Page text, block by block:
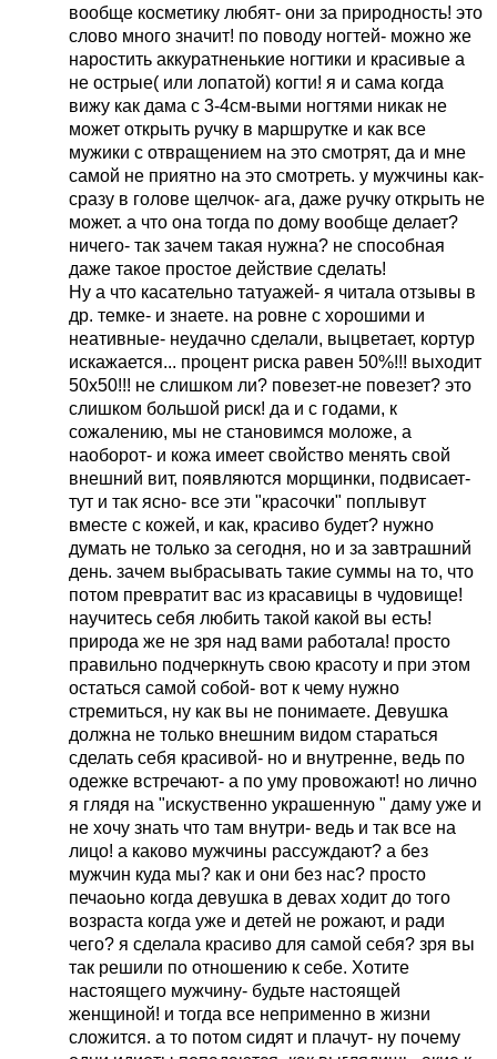
вообще косметику любят- они за природность! это
слово много значит! по поводу ногтей- можно же
наростить аккуратненькие ногтики и красивые а
не острые( или лопатой) когти! я и сама когда
вижу как дама с 3-4см-выми ногтями никак не
может открыть ручку в маршрутке и как все
мужики с отвращением на это смотрят, да и мне
самой не приятно на это смотреть. у мужчины как-
сразу в голове щелчок- ага, даже ручку открыть не
может. а что она тогда по дому вообще делает?
ничего- так зачем такая нужна? не способная
даже такое простое действие сделать!
Ну а что касательно татуажей- я читала отзывы в
др. темке- и знаете. на ровне с хорошими и
неативные- неудачно сделали, выцветает, кортур
искажается... процент риска равен 50%!!! выходит
50х50!!! не слишком ли? повезет-не повезет? это
слишком большой риск! да и с годами, к
сожалению, мы не становимся моложе, а
наоборот- и кожа имеет свойство менять свой
внешний вит, появляются морщинки, подвисает-
тут и так ясно- все эти "красочки" поплывут
вместе с кожей, и как, красиво будет? нужно
думать не только за сегодня, но и за завтрашний
день. зачем выбрасывать такие суммы на то, что
потом превратит вас из красавицы в чудовище!
научитесь себя любить такой какой вы есть!
природа же не зря над вами работала! просто
правильно подчеркнуть свою красоту и при этом
остаться самой собой- вот к чему нужно
стремиться, ну как вы не понимаете. Девушка
должна не только внешним видом стараться
сделать себя красивой- но и внутренне, ведь по
одежке встречают- а по уму провожают! но лично
я глядя на "искуственно украшенную " даму уже и
не хочу знать что там внутри- ведь и так все на
лицо! а каково мужчины рассуждают? а без
мужчин куда мы? как и они без нас? просто
печаоьно когда девушка в девах ходит до того
возраста когда уже и детей не рожают, и ради
чего? я сделала красиво для самой себя? зря вы
так решили по отношению к себе. Хотите
настоящего мужчину- будьте настоящей
женщиной! и тогда все неприменно в жизни
сложится. а то потом сидят и плачут- ну почему